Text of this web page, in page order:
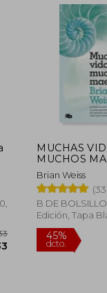
$ 41.86
$ 23.02
45%
dcto.
MUCHAS
MUCHOS
Brian Weiss
B DE
Edición, Tapa
Nuevo